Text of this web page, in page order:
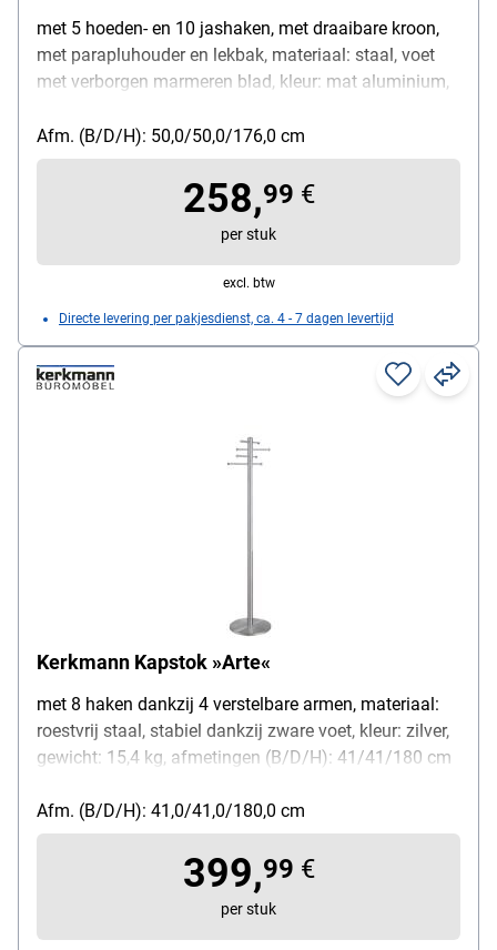
met 5 hoeden- en 10 jashaken, met draaibare kroon,
met parapluhouder en lekbak, materiaal: staal, voet
met verborgen marmeren blad, kleur: mat aluminium,
50/50/176 cm
Afm. (B/D/H): 50,0/50,0/176,0 cm
258,99 €
per stuk
excl. btw
Directe levering per pakjesdienst, ca. 4 - 7 dagen levertijd
Kerkmann Kapstok »Arte«
met 8 haken dankzij 4 verstelbare armen, materiaal:
roestvrij staal, stabiel dankzij zware voet, kleur: zilver,
gewicht: 15,4 kg, afmetingen (B/D/H): 41/41/180 cm
Afm. (B/D/H): 41,0/41,0/180,0 cm
399,99 €
per stuk